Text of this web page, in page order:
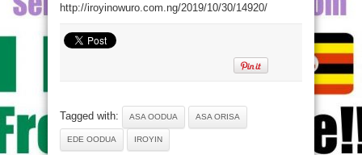
http://iroyinowuro.com.ng/2019/10/30/14920/
Tagged with: ASA OODUA ASA ORISA
EDE OODUA IROYIN